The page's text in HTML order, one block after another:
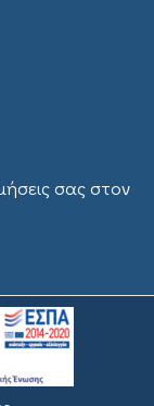
σας στον